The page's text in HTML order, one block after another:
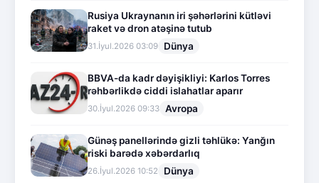
Rusiya Ukraynanın iri şəhərlərini kütləvi
raket və dron atəşinə tutub
31.İyul.2026 03:09 Dünya
BBVA-da kadr dəyişikliyi: Karlos Torres
rəhbərlikdə ciddi islahatlar aparır
30.İyul.2026 09:33 Avropa
Günəş panellərində gizli təhlükə: Yanğın
riski barədə xəbərdarlıq
26.İyul.2026 10:52 Dünya